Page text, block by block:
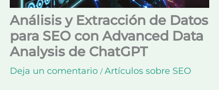
Análisis y Extracción de Datos
para SEO con Advanced Data
Analysis de ChatGPT
Deja un comentario / Artículos sobre SEO